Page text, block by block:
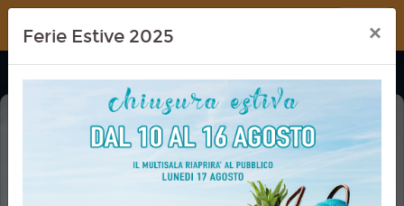
Dream Cinema
THE MANDALORIAN AND GROGU
CINEMA IN FESTA
Ferie Estive 2025 ×